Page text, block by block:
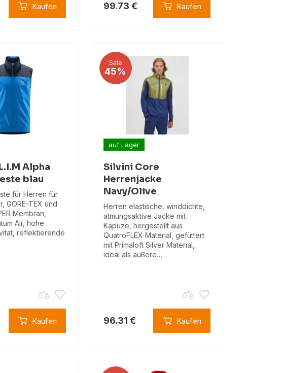
Kaufen 99.73 € Kaufen
Alpha
blau
für Herren für
GORE-TEX und
Membran,
Air, hohe
reflektierende
Kaufen
Sale
45%
auf Lager
Silvini Core
Herrenjacke
Navy/Olive
Herren elastische, winddichte,
atmungsaktive Jacke mit
Kapuze, hergestellt aus
QuatroFLEX Material, gefüttert
mit Primaloft Silver Material,
ideal als äußere…
96.31 € Kaufen